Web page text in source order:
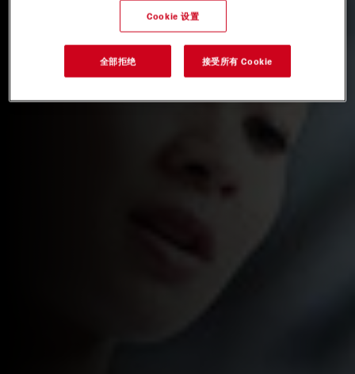
Cookie 设置
全部拒绝 接受所有 Cookie